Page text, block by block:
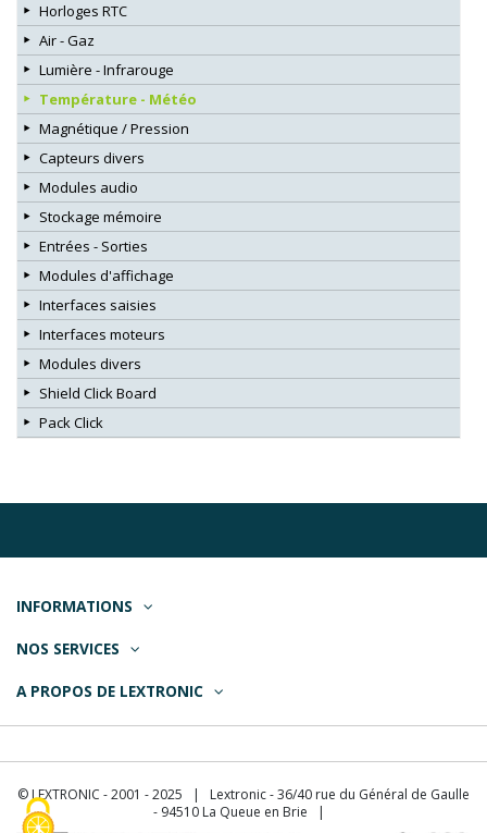
Horloges RTC
Air - Gaz
Lumière - Infrarouge
Température - Météo
Magnétique / Pression
Capteurs divers
Modules audio
Stockage mémoire
Entrées - Sorties
Modules d'affichage
Interfaces saisies
Interfaces moteurs
Modules divers
Shield Click Board
Pack Click
INFORMATIONS
NOS SERVICES
A PROPOS DE LEXTRONIC
© LEXTRONIC - 2001 - 2025 | Lextronic - 36/40 rue du Général de Gaulle
- 94510 La Queue en Brie |